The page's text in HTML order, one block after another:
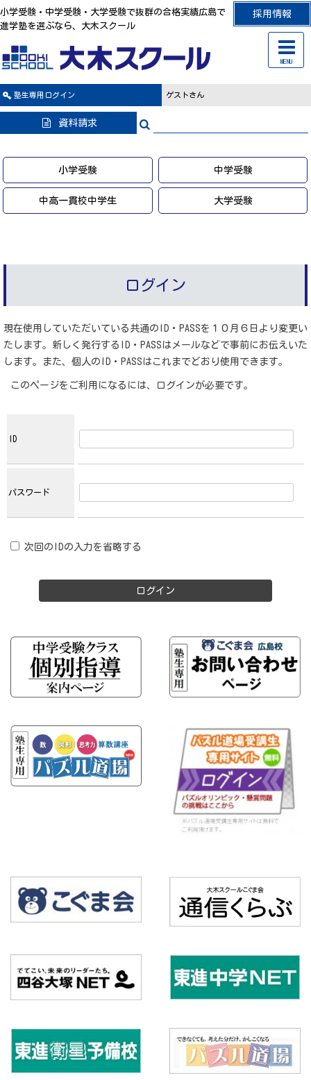
採用情報
小学受験・中学受験・大学受験で抜群の合格実績広島で
進学塾を選ぶなら、大木スクール
塾生専用 ログイン ゲストさん
資料請求
小学受験 中学受験
中高一貫校中学生 大学受験
ログイン
現在使用していただいている共通のID・PASSを１０月６日より変更い
たします。新しく発行するID・PASSはメールなどで事前にお伝えいた
します。また、個人のID・PASSはこれまでどおり使用できます。
このページをご利用になるには、ログインが必要です。
ID
パスワード
次回のIDの入力を省略する
MENU